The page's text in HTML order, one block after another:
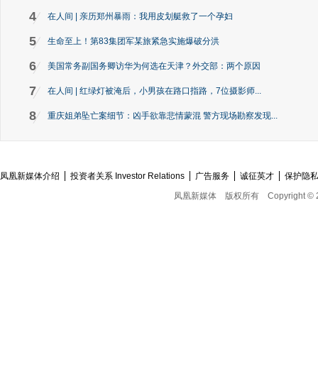
4 在人间 | 亲历郑州暴雨：我用皮划艇救了一个孕妇
5 生命至上！第83集团军某旅紧急实施爆破分洪
6 美国常务副国务卿访华为何选在天津？外交部：两个原因
7 在人间 | 红绿灯被淹后，小男孩在路口指路，7位摄影师...
8 重庆姐弟坠亡案细节：凶手欲靠悲情蒙混 警方现场勘察发现...
凤凰新媒体介绍 投资者关系 Investor Relations 广告服务 诚征英才
保护隐
凤凰新媒体
版权所有 Copyright ©